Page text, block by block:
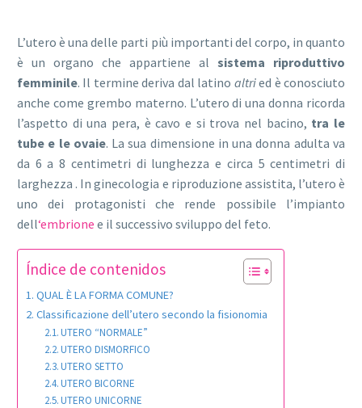
L’utero è una delle parti più importanti del corpo, in quanto
è un organo che appartiene al sistema riproduttivo
femminile. Il termine deriva dal latino altried è conosciuto
anche come grembo materno. L’utero di una donna ricorda
l’aspetto di una pera, è cavo e si trova nel bacino, tra le
tube e le ovaie. La sua dimensione in una donna adulta va
da 6 a 8 centimetri di lunghezza e circa 5 centimetri di
larghezza . In ginecologia e riproduzione assistita, l’utero è
uno dei protagonisti che rende possibile l’impianto
dell‘embrione e il successivo sviluppo del feto.
Índice de contenidos
QUAL È LA FORMA COMUNE?
Classificazione dell’utero secondo la fisionomia
UTERO “NORMALE”
UTERO DISMORFICO
UTERO SETTO
UTERO BICORNE
UTERO UNICORNE